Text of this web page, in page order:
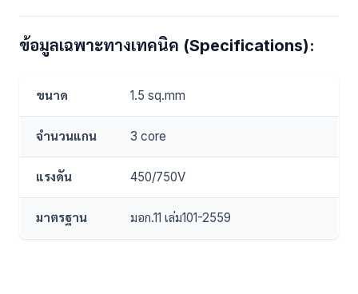
ข้อมูลเฉพาะทางเทคนิค (Specifications):
ขนาด 1.5 sq.mm
จำนวนแกน 3 core
แรงดัน 450/750V
มาตรฐาน มอก.11 เล่ม101-2559